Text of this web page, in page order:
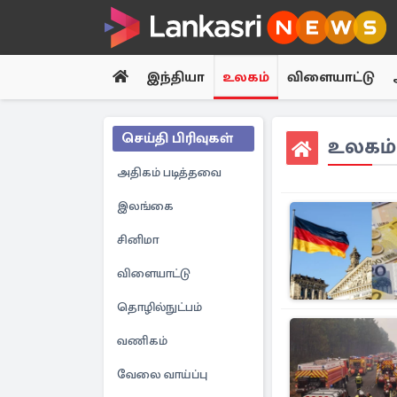
இந்தியா உலகம் விளையாட்டு
செய்தி பிரிவுகள்
அதிகம் படித்தவை
இலங்கை
சினிமா
விளையாட்டு
தொழில்நுட்பம்
வணிகம்
வேலை வாய்ப்பு
உலகம்